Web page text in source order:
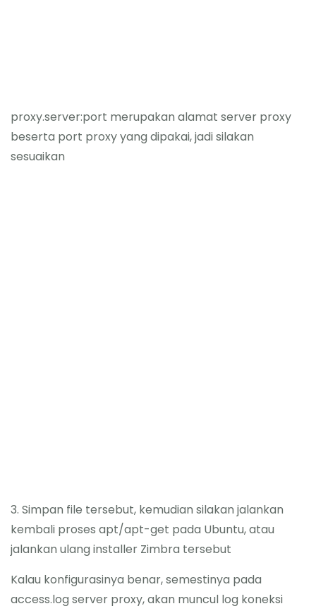
proxy.server:port merupakan alamat server proxy
beserta port proxy yang dipakai, jadi silakan
sesuaikan
3. Simpan file tersebut, kemudian silakan jalankan
kembali proses apt/apt-get pada Ubuntu, atau
jalankan ulang installer Zimbra tersebut
Kalau konfigurasinya benar, semestinya pada
access.log server proxy, akan muncul log koneksi